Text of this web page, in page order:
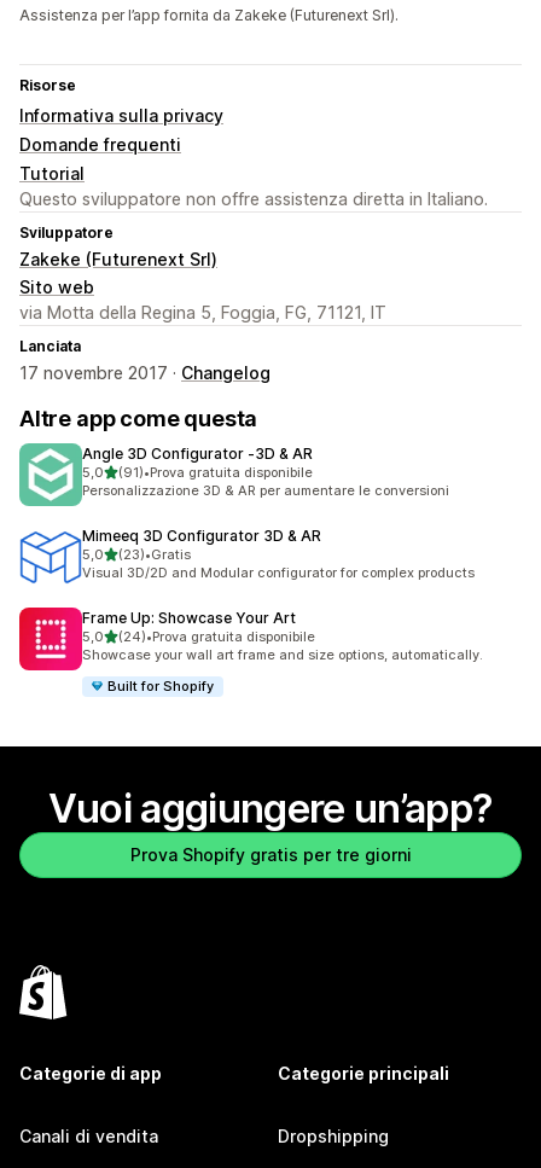
Assistenza per l’app fornita da Zakeke (Futurenext Srl).
Risorse
Informativa sulla privacy
Domande frequenti
Tutorial
Questo sviluppatore non offre assistenza diretta in Italiano.
Sviluppatore
Zakeke (Futurenext Srl)
Sito web
via Motta della Regina 5, Foggia, FG, 71121, IT
Lanciata
17 novembre 2017 · Changelog
Altre app come questa
Angle 3D Configurator ‑3D & AR
5,0stelle su 5
(91)
91 recensioni totali
•Prova gratuita disponibile
Personalizzazione 3D & AR per aumentare le conversioni
Mimeeq 3D Configurator 3D & AR
5,0stelle su 5
(23)
23 recensioni totali
•Gratis
Visual 3D/2D and Modular configurator for complex products
Frame Up: Showcase Your Art
5,0stelle su 5
(24)
24 recensioni totali
•Prova gratuita disponibile
Showcase your wall art frame and size options, automatically.
Built for Shopify
Vuoi aggiungere un’app?
Prova Shopify gratis per tre giorni
Categorie di app
Canali di vendita
Categorie principali
Dropshipping